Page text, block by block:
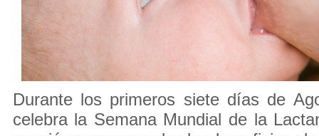
Durante los primeros siete días de
celebra la Semana Mundial de la